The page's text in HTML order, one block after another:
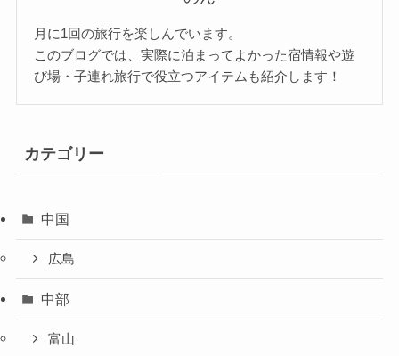
月に1回の旅行を楽しんでいます。
このブログでは、実際に泊まってよかった宿情報や遊
び場・子連れ旅行で役立つアイテムも紹介します！
カテゴリー
中国
広島
中部
富山